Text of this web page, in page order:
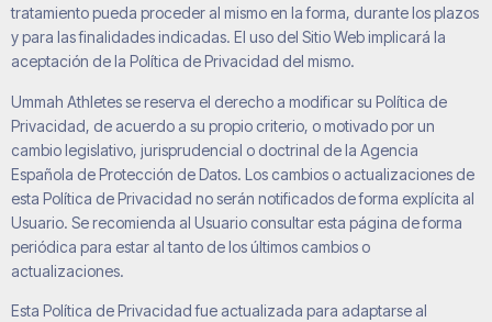
tratamiento pueda proceder al mismo en la forma, durante los plazos
y para las finalidades indicadas. El uso del Sitio Web implicará la
aceptación de la Política de Privacidad del mismo.
Ummah Athletesse reserva el derecho a modificar su Política de
Privacidad, de acuerdo a su propio criterio, o motivado por un
cambio legislativo, jurisprudencial o doctrinal de la Agencia
Española de Protección de Datos. Los cambios o actualizaciones de
esta Política de Privacidad no serán notificados de forma explícita al
Usuario. Se recomienda al Usuario consultar esta página de forma
periódica para estar al tanto de los últimos cambios o
actualizaciones.
Esta Política de Privacidad fue actualizada para adaptarse al